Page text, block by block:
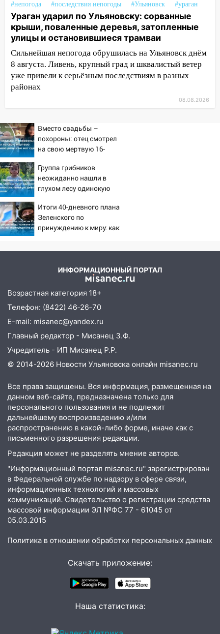
13:47
На Нижней Террасе мощным
ветром вырвало дерево с корнем
13:46 Сильный ветер сорвал крышу с
СТО на проспекте Созидателей
13:35 Непогода продолжает бить по
транспорту: в Ульяновске трамвай
сошёл с рельсов
13:17
Непогода в Ульяновске не
закончится сегодня: сильные ливни
сохранятся 9 августа
13:15
Трижды «брал в долг» без спроса:
житель Вешкаймского района похитил у
знакомого 191 тысячу рублей
13:14
Ураган оторвал светофор на
проспекте Филатова в Ульяновске
Новгородской в Ульяновске и рухнуло
на электрощит
В Заволжском районе дерево
упало во дворе
13:08 Ураган ударил по Ульяновску:
сорванные крыши, поваленные деревья,
затопленные улицы и остановившиеся
12:17 Ульяновск накрыл крупный град:
воду
12:12 Прокуратура взяла на контроль
ДТП с шестилетним ребёнком на улице
Федерации
12:01 Пьяная женщина сбила
шестилетнего ребёнка на улице
Федерации: возбуждено уголовное дело
11:16 В Ульяновске ищут 37-летнего
мужчину, пропавшего ещё 19 июля
10:30
От мотофристайла до прогулки с
хаски: куда сходить в Ульяновской
«Нефтяной топливной компании» будут
Дети на дорогах: пострадали
велосипедисты, мотоциклисты и
#непогода
#последствия непогоды #Ульяновск #ураган
Ураган ударил по Ульяновску: сорванные
крыши, поваленные деревья, затопленные
улицы и остановившиеся трамваи
Сильнейшая непогода обрушилась на Ульяновск днём
8 августа. Ливень, крупный град и шквалистый ветер
уже привели к серьёзным последствиям в разных
районах
08.08.2026
Вместо свадьбы –
похороны: отец смотрел
на свою мертвую 16-
сдержать слезы
Группа грибников
неожиданно нашли в
глухом лесу одинокую
девочку с игрушкой
Итоги 40-дневного плана
Зеленского по
принуждению к миру: как
ИНФОРМАЦИОННЫЙ ПОРТАЛ
Возрастная категория 18+
Телефон: (8422) 46-26-70
E-mail: misanec@yandex.ru
Главный редактор - Мисанец З.Ф.
Учредитель - ИП Мисанец Р.Р.
© 2014-2026 Новости Ульяновска онлайн misanec.ru
Все права защищены. Вся информация, размещенная на
данном веб-сайте, предназначена только для
персонального пользования и не подлежит
дальнейшему воспроизведению и/или
распространению в какой-либо форме, иначе как с
письменного разрешения редакции.
Редакция может не разделять мнение авторов.
"Информационный портал misanec.ru" зарегистрирован
в Федеральной службе по надзору в сфере связи,
информационных технологий и массовых
коммуникаций. Свидетельство о регистрации средства
массовой информации ЭЛ №ФС 77 - 61045 от
05.03.2015
Политика в отношении обработки персональных данных
Скачать приложение:
Наша статистика: